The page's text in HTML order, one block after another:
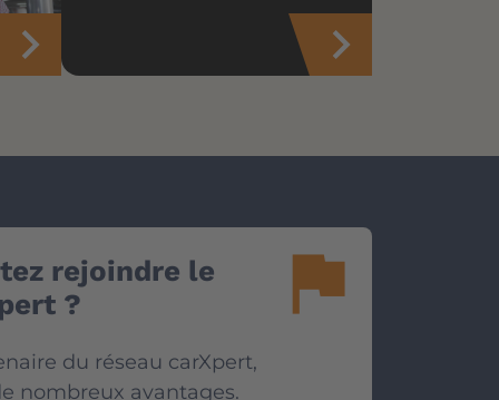
flag
rejoindre le
?
du réseau carXpert,
nombreux avantages.